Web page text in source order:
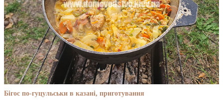
Бігос по-гуцульськи в казані, приготування